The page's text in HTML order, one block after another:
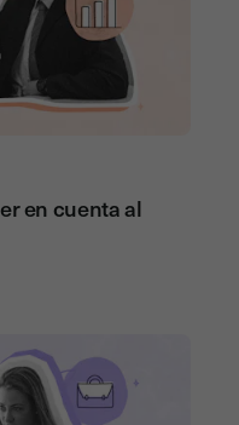
en cuenta al